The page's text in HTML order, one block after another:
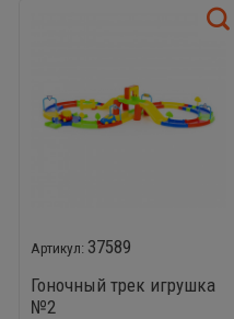
37589
Гоночный трек игрушка
№2